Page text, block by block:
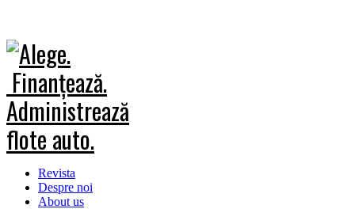
Revista
Despre noi
About us